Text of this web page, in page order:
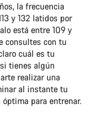
la frecuencia
y 132 latidos por
está entre 109 y
consultes con tu
cuál es tu
tienes algún
realizar una
al instante tu
para entrenar.